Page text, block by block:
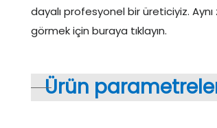
dayalı profesyonel bir üreticiyiz.
görmek için buraya tıklayın.
Ürün